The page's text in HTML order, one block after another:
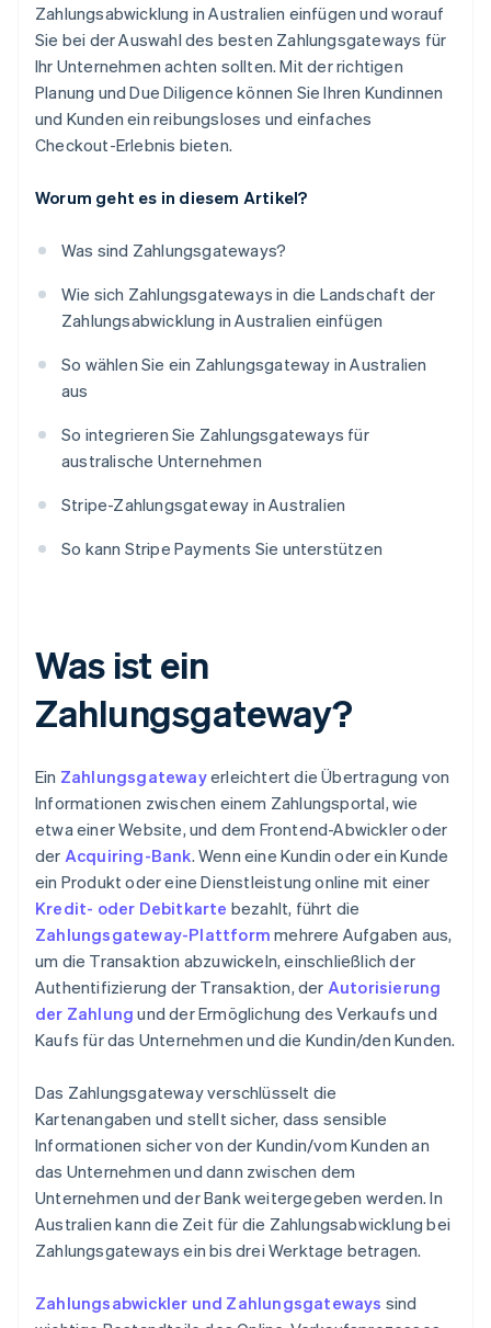
Zahlungsabwicklung in Australien einfügen und worauf
Sie bei der Auswahl des besten Zahlungsgateways für
Ihr Unternehmen achten sollten. Mit der richtigen
Planung und Due Diligence können Sie Ihren Kundinnen
und Kunden ein reibungsloses und einfaches
Checkout-Erlebnis bieten.
Worum geht es in diesem Artikel?
Was sind Zahlungsgateways?
Wie sich Zahlungsgateways in die Landschaft der
Zahlungsabwicklung in Australien einfügen
So wählen Sie ein Zahlungsgateway in Australien
aus
So integrieren Sie Zahlungsgateways für
australische Unternehmen
Stripe-Zahlungsgateway in Australien
So kann Stripe Payments Sie unterstützen
Was ist ein
Zahlungsgateway?
Ein Zahlungsgatewayerleichtert die Übertragung von
Informationen zwischen einem Zahlungsportal, wie
etwa einer Website, und dem Frontend-Abwickler oder
der Acquiring-Bank. Wenn eine Kundin oder ein Kunde
ein Produkt oder eine Dienstleistung online mit einer
Kredit- oder Debitkarte bezahlt, führt die
Zahlungsgateway-Plattform mehrere Aufgaben aus,
um die Transaktion abzuwickeln, einschließlich der
Authentifizierung der Transaktion, der Autorisierung
der Zahlung und der Ermöglichung des Verkaufs und
Kaufs für das Unternehmen und die Kundin/den Kunden.
Das Zahlungsgateway verschlüsselt die
Kartenangaben und stellt sicher, dass sensible
Informationen sicher von der Kundin/vom Kunden an
das Unternehmen und dann zwischen dem
Unternehmen und der Bank weitergegeben werden. In
Australien kann die Zeit für die Zahlungsabwicklung bei
Zahlungsgateways ein bis drei Werktage betragen.
Zahlungsabwickler und Zahlungsgateways sind